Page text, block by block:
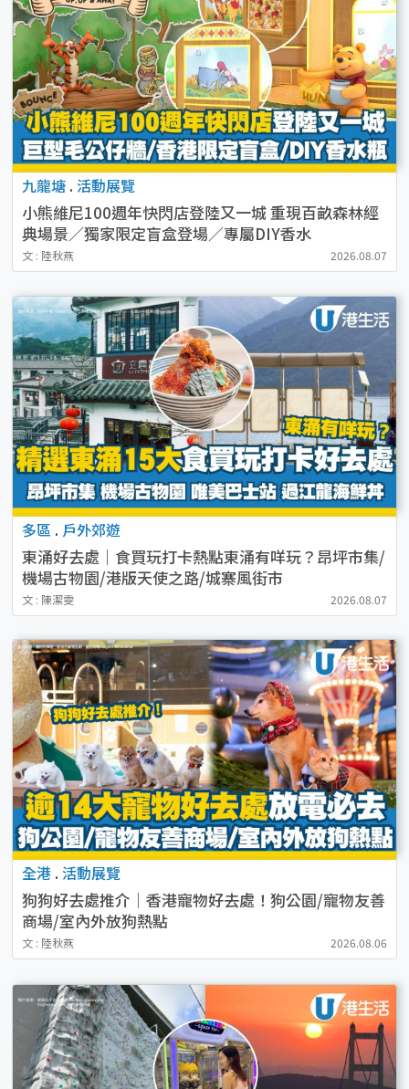
九龍塘 . 活動展覽
小熊維尼100週年快閃店登陸又一城 重現百畝森林經
典場景／獨家限定盲盒登場／專屬DIY香水
文 : 陸秋燕 2026.08.07
多區 . 戶外郊遊
東涌好去處｜食買玩打卡熱點東涌有咩玩？昂坪市集/
機場古物園/港版天使之路/城寨風街市
文 : 陳潔雯 2026.08.07
全港 . 活動展覽
狗狗好去處推介｜香港寵物好去處！狗公園/寵物友善
商場/室內外放狗熱點
文 : 陸秋燕 2026.08.06